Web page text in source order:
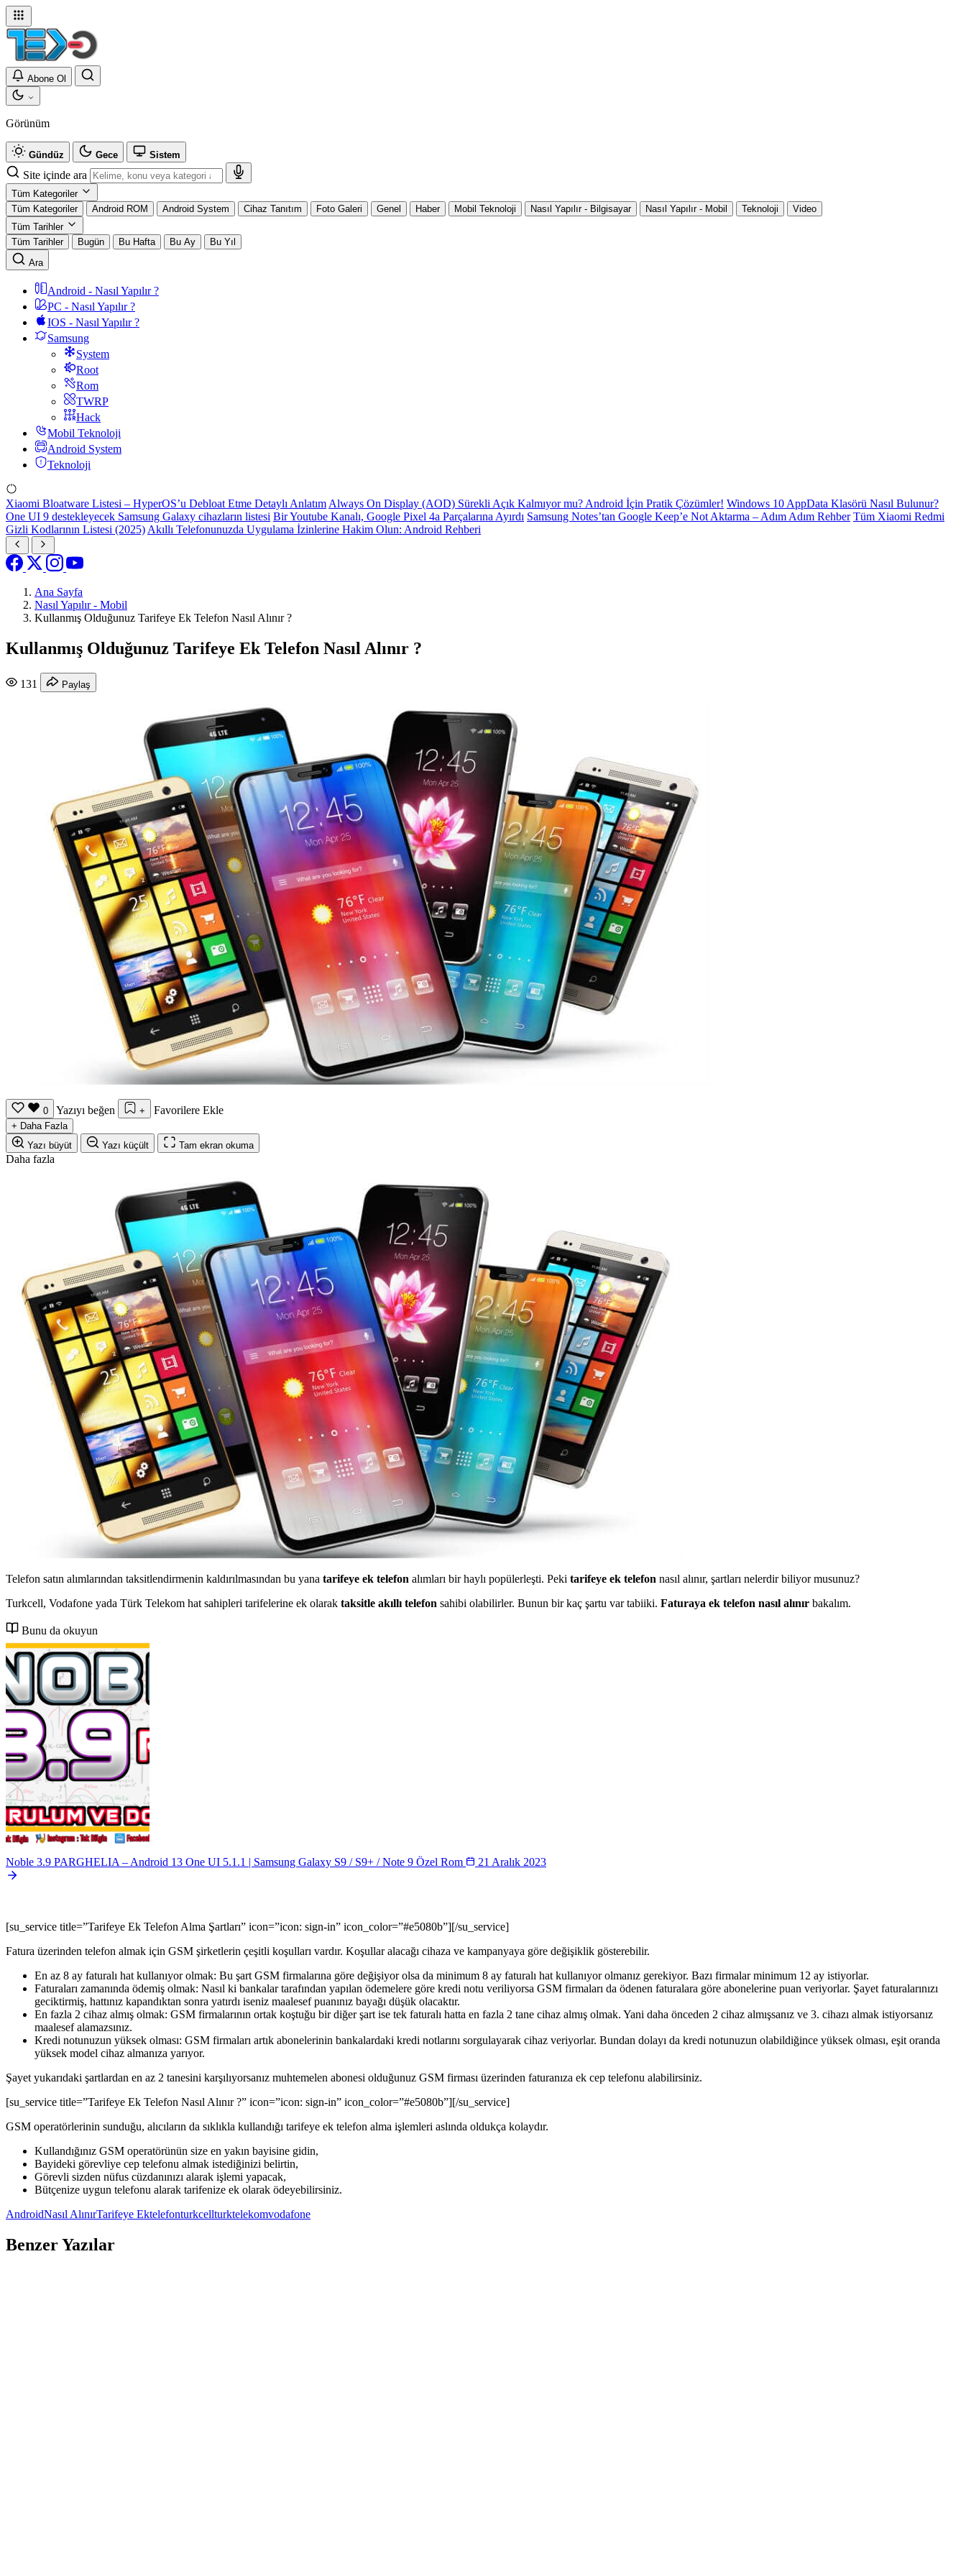
Abone Ol
Görünüm
Gündüz Gece Sistem
Site içinde ara
Tüm Kategoriler
Tüm Kategoriler
Android ROM Android System Cihaz Tanıtım Foto Galeri Genel Haber Mobil Teknoloji Nasıl Yapılır - Bilgisayar Nasıl Yapılır - Mobil Teknoloji
Video
Tüm Tarihler
Tüm Tarihler
Bugün Bu Hafta Bu Ay
Bu Yıl
Ara
Android - Nasıl Yapılır ?
PC - Nasıl Yapılır ?
IOS - Nasıl Yapılır ?
Samsung
System
Root
Rom
TWRP
Hack
Mobil Teknoloji
Android System
Teknoloji
Xiaomi Bloatware Listesi – HyperOS’u Debloat Etme Detaylı Anlatım Always On Display (AOD) Sürekli Açık Kalmıyor mu? Android İçin Pratik Çözümler! Windows 10 AppData Klasörü Nasıl Bulunur?
One UI 9 destekleyecek Samsung Galaxy cihazların listesi Bir Youtube Kanalı, Google Pixel 4a Parçalarına Ayırdı Samsung Notes’tan Google Keep’e Not Aktarma – Adım Adım Rehber Tüm Xiaomi Redmi
Gizli Kodlarının Listesi (2025) Akıllı Telefonunuzda Uygulama İzinlerine Hakim Olun: Android Rehberi
Ana Sayfa
Nasıl Yapılır - Mobil
Kullanmış Olduğunuz Tarifeye Ek Telefon Nasıl Alınır ?
Kullanmış Olduğunuz Tarifeye Ek Telefon Nasıl Alınır ?
131 Paylaş
0 Yazıyı beğen + Favorilere Ekle
+ Daha Fazla
Yazı büyüt
Yazı küçült Tam ekran okuma
Daha fazla
Telefon satın alımlarından taksitlendirmenin kaldırılmasından bu yana tarifeye ek telefon alımları bir haylı popülerleşti. Peki tarifeye ek telefon nasıl alınır, şartları nelerdir biliyor musunuz?
Turkcell, Vodafone yada Türk Telekom hat sahipleri tarifelerine ek olarak taksitle akıllı telefon sahibi olabilirler. Bunun bir kaç şartu var tabiiki. Faturaya ek telefon nasıl alınır bakalım.
Bunu da okuyun
Noble 3.9 PARGHELIA – Android 13 One UI 5.1.1 | Samsung Galaxy S9 / S9+ / Note 9 Özel Rom 21 Aralık 2023
[su_service title=”Tarifeye Ek Telefon Alma Şartları” icon=”icon: sign-in” icon_color=”#e5080b”][/su_service]
Fatura üzerinden telefon almak için GSM şirketlerin çeşitli koşulları vardır. Koşullar alacağı cihaza ve kampanyaya göre değişiklik gösterebilir.
En az 8 ay faturalı hat kullanıyor olmak: Bu şart GSM firmalarına göre değişiyor olsa da minimum 8 ay faturalı hat kullanıyor olmanız gerekiyor. Bazı firmalar minimum 12 ay istiyorlar.
Faturaları zamanında ödemiş olmak: Nasıl ki bankalar tarafından yapılan ödemelere göre kredi notu veriliyorsa GSM firmaları da ödenen faturalara göre abonelerine puan veriyorlar. Şayet faturalarınızı
geciktirmiş, hattınız kapandıktan sonra yatırdı iseniz maalesef puanınız bayağı düşük olacaktır.
En fazla 2 cihaz almış olmak: GSM firmalarının ortak koştuğu bir diğer şart ise tek faturalı hatta en fazla 2 tane cihaz almış olmak. Yani daha önceden 2 cihaz almışsanız ve 3. cihazı almak istiyorsanız
maalesef alamazsınız.
Kredi notunuzun yüksek olması: GSM firmaları artık abonelerinin bankalardaki kredi notlarını sorgulayarak cihaz veriyorlar. Bundan dolayı da kredi notunuzun olabildiğince yüksek olması, eşit oranda
yüksek model cihaz almanıza yarıyor.
Şayet yukarıdaki şartlardan en az 2 tanesini karşılıyorsanız muhtemelen abonesi olduğunuz GSM firması üzerinden faturanıza ek cep telefonu alabilirsiniz.
[su_service title=”Tarifeye Ek Telefon Nasıl Alınır ?” icon=”icon: sign-in” icon_color=”#e5080b”][/su_service]
GSM operatörlerinin sunduğu, alıcıların da sıklıkla kullandığı tarifeye ek telefon alma işlemleri aslında oldukça kolaydır.
Kullandığınız GSM operatörünün size en yakın bayisine gidin,
Bayideki görevliye cep telefonu almak istediğinizi belirtin,
Görevli sizden nüfus cüzdanınızı alarak işlemi yapacak,
Bütçenize uygun telefonu alarak tarifenize ek olarak ödeyebilirsiniz.
AndroidNasıl AlınırTarifeye Ektelefonturkcellturktelekomvodafone
Benzer Yazılar